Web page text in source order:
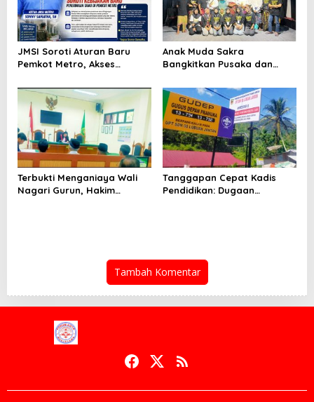
JMSI Soroti Aturan Baru
Pemkot Metro, Akses
Terbatas
Anak Muda Sakra
Bangkitkan Pusaka dan
Siap Gegerkan Lombok
Timur
Terbukti Menganiaya Wali
Nagari Gurun, Hakim
Tanggapan Cepat Kadis
Pendidikan: Dugaan
Tambah Komentar